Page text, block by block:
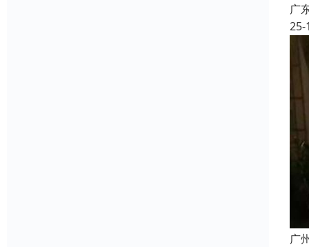
广
25-
广